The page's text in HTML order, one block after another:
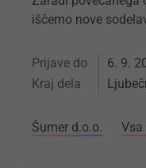
iščemo nove
Prijave do 6. 9.
Kraj dela
Šumer d.o.o. Vsa